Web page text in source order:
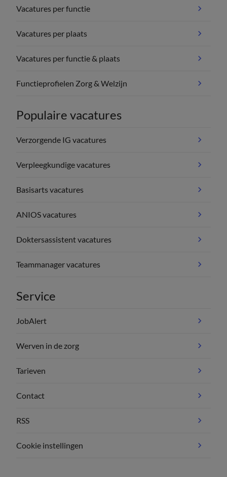
Vacatures per functie
Vacatures per plaats
Vacatures per functie & plaats
Functieprofielen Zorg & Welzijn
Populaire vacatures
Verzorgende IG vacatures
Verpleegkundige vacatures
Basisarts vacatures
ANIOS vacatures
Doktersassistent vacatures
Teammanager vacatures
Service
JobAlert
Werven in de zorg
Tarieven
Contact
RSS
Cookie instellingen